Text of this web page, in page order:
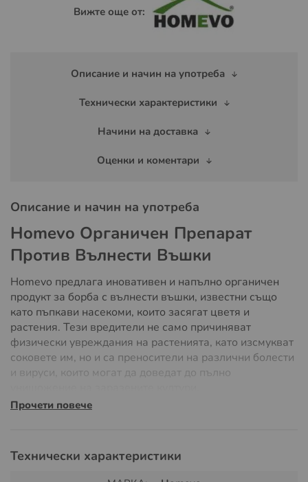
Вижте още от:
Описание и начин на употреба
Технически характеристики
Начини на доставка
Оценки и коментари
Описание и начин на употреба
Homevo Органичен Препарат
Против Вълнести Въшки
Homevo предлага иновативен и напълно органичен
продукт за борба с вълнести въшки, известни също
като пъпкави насекоми, които засягат цветя и
растения. Тези вредители не само причиняват
физически увреждания на растенията, като изсмукват
соковете им, но и са преносители на различни болести
и вируси, които могат да доведат до пълно
съдържанието на едно пакетче (50 грама) в 2 литра
вода и обилно напръскайте засегнатите растения. Този
Прочети повече
Технически характеристики